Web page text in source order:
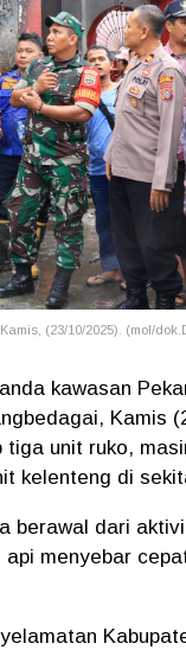
(23/10/2025). (mol/
kawasan
Kamis
unit ruko,
kelenteng di
berawal dari
menyebar